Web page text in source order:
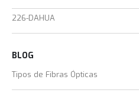
226-DAHUA
BLOG
Tipos de Fibras Ópticas